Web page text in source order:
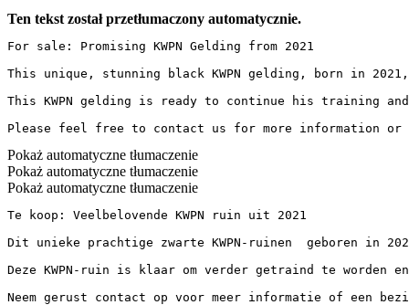
Ten tekst został przetłumaczony automatycznie.
For sale: Promising KWPN Gelding from 2021
This unique, stunning black KWPN gelding, born in
This KWPN gelding is ready to continue his training
Please feel free to contact us for more information or
Pokaż automatyczne tłumaczenie
Pokaż automatyczne tłumaczenie
Pokaż automatyczne tłumaczenie
Te koop: Veelbelovende KWPN ruin uit 2021
Dit unieke prachtige zwarte KWPN-ruinen  geboren in
Deze KWPN-ruin is klaar om verder getraind te
Neem gerust contact op voor meer informatie of een